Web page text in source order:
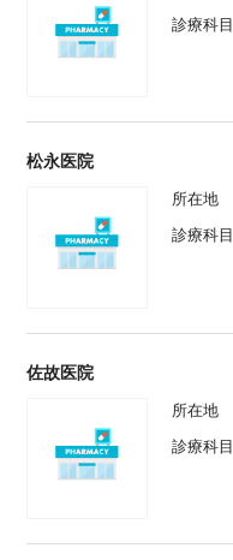
診療科目
松永医院
所在地
診療科目
佐故医院
所在地
診療科目